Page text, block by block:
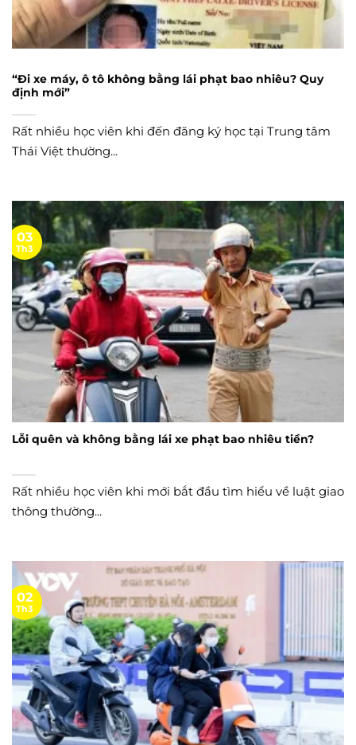
“Đi xe máy, ô tô không bằng lái phạt bao nhiêu? Quy
định mới”
Rất nhiều học viên khi đến đăng ký học tại Trung tâm
Thái Việt thường...
Lỗi quên và không bằng lái xe phạt bao nhiêu tiền?
Rất nhiều học viên khi mới bắt đầu tìm hiểu về luật giao
thông thường...
03
Th3
02
Th3